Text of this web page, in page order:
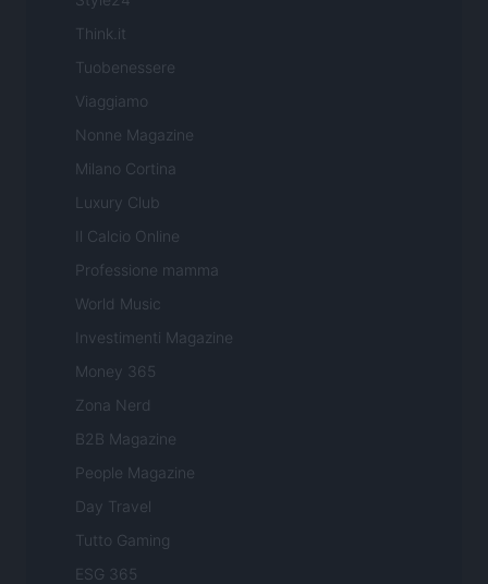
Think.it
Tuobenessere
Viaggiamo
Nonne Magazine
Milano Cortina
Luxury Club
Il Calcio Online
Professione mamma
World Music
Investimenti Magazine
Money 365
Zona Nerd
B2B Magazine
People Magazine
Day Travel
Tutto Gaming
ESG 365